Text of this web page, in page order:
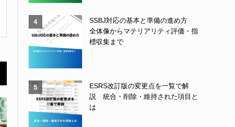
4
SSBJ対応の基本と準備の進め方
全体像からマテリアリティ評価・指
標収集まで
5
ESRS改訂版の変更点を一覧で解
説 統合・削除・維持された項目と
は